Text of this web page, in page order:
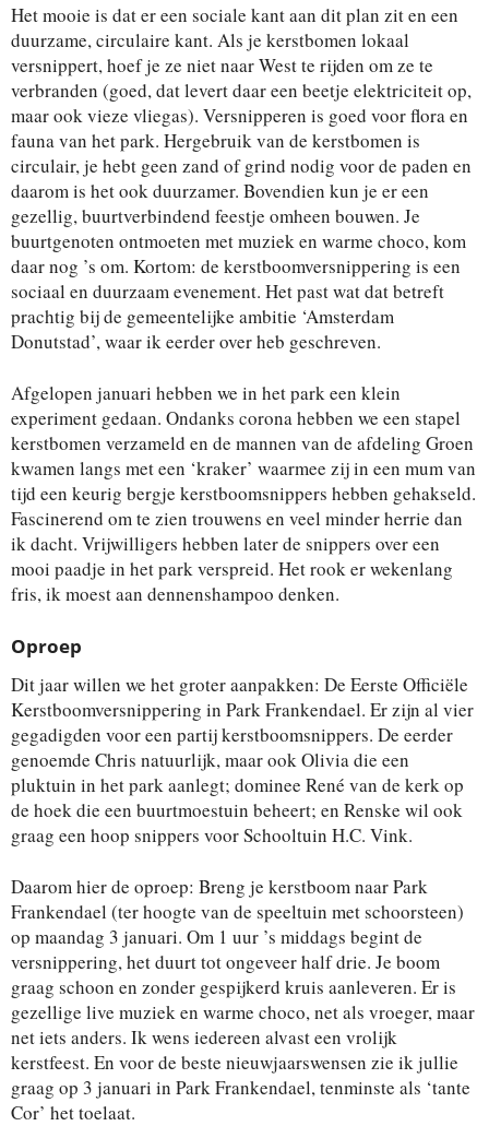
Het mooie is dat er een sociale kant aan dit plan zit en een
duurzame, circulaire kant. Als je kerstbomen lokaal
versnippert, hoef je ze niet naar West te rijden om ze te
verbranden (goed, dat levert daar een beetje elektriciteit op,
maar ook vieze vliegas). Versnipperen is goed voor flora en
fauna van het park. Hergebruik van de kerstbomen is
circulair, je hebt geen zand of grind nodig voor de paden en
daarom is het ook duurzamer. Bovendien kun je er een
gezellig, buurtverbindend feestje omheen bouwen. Je
buurtgenoten ontmoeten met muziek en warme choco, kom
daar nog ’s om. Kortom: de kerstboomversnippering is een
sociaal en duurzaam evenement. Het past wat dat betreft
prachtig bij de gemeentelijke ambitie ‘Amsterdam
Donutstad’, waar ik eerder over heb geschreven.
Afgelopen januari hebben we in het park een klein
experiment gedaan. Ondanks corona hebben we een stapel
kerstbomen verzameld en de mannen van de afdeling Groen
kwamen langs met een ‘kraker’ waarmee zij in een mum van
tijd een keurig bergje kerstboomsnippers hebben gehakseld.
Fascinerend om te zien trouwens en veel minder herrie dan
ik dacht. Vrijwilligers hebben later de snippers over een
mooi paadje in het park verspreid. Het rook er wekenlang
fris, ik moest aan dennenshampoo denken.
Oproep
Dit jaar willen we het groter aanpakken: De Eerste Officiële
Kerstboomversnippering in Park Frankendael. Er zijn al vier
gegadigden voor een partij kerstboomsnippers. De eerder
genoemde Chris natuurlijk, maar ook Olivia die een
pluktuin in het park aanlegt; dominee René van de kerk op
de hoek die een buurtmoestuin beheert; en Renske wil ook
graag een hoop snippers voor Schooltuin H.C. Vink.
Daarom hier de oproep: Breng je kerstboom naar Park
Frankendael (ter hoogte van de speeltuin met schoorsteen)
op maandag 3 januari. Om 1 uur ’s middags begint de
versnippering, het duurt tot ongeveer half drie. Je boom
graag schoon en zonder gespijkerd kruis aanleveren. Er is
gezellige live muziek en warme choco, net als vroeger, maar
net iets anders. Ik wens iedereen alvast een vrolijk
kerstfeest. En voor de beste nieuwjaarswensen zie ik jullie
graag op 3 januari in Park Frankendael, tenminste als ‘tante
Cor’ het toelaat.